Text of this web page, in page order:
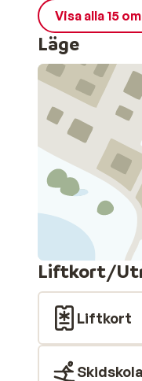
Visa alla 15
Läge
Liftkort/
Liftkort
Skidskola